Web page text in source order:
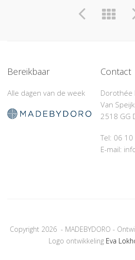
Bereikbaar
Alle dagen van de week
Contact
Dorothée
Van
2518 GG
Tel: 06
E-mail:
Copyright 2026 - MADEBYDORO -
Logo ontwikkeling Eva